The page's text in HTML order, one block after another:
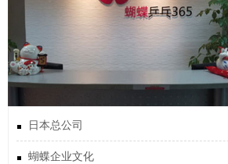
日本总公司
蝴蝶企业文化